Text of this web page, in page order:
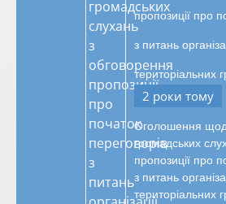
пропозиції про
з питань
територіальних
2 роки тому
Оголошення
громадських
пропозиції про
з питань
територіальних